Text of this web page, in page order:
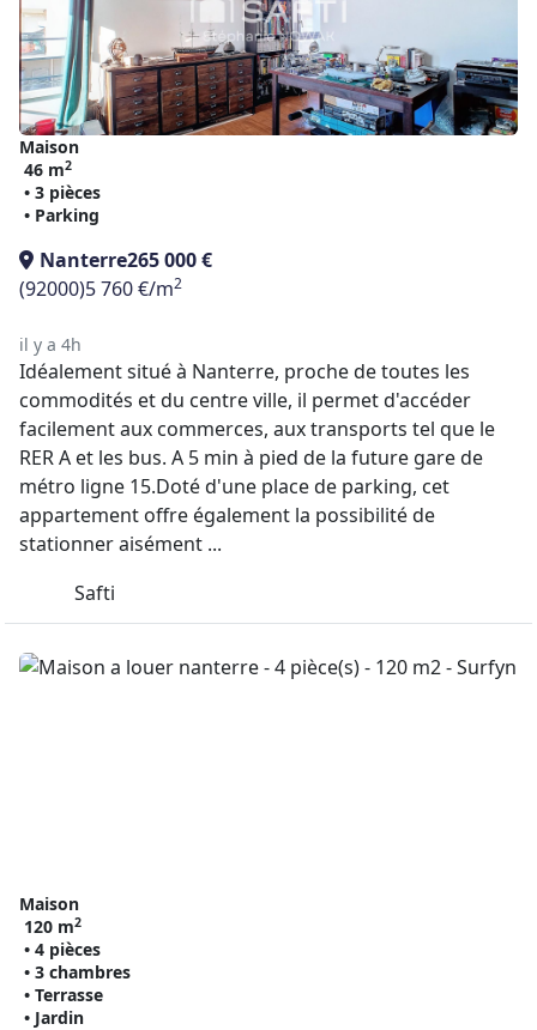
Maison
46 m2
• 3 pièces
• Parking
Nanterre265 000 €
(92000)5 760 €/m2
il y a 4h
Idéalement situé à Nanterre, proche de toutes les
commodités et du centre ville, il permet d'accéder
facilement aux commerces, aux transports tel que le
RER A et les bus. A 5 min à pied de la future gare de
métro ligne 15.Doté d'une place de parking, cet
appartement offre également la possibilité de
stationner aisément ...
Safti
Maison
120 m2
• 4 pièces
• 3 chambres
• Terrasse
• Jardin